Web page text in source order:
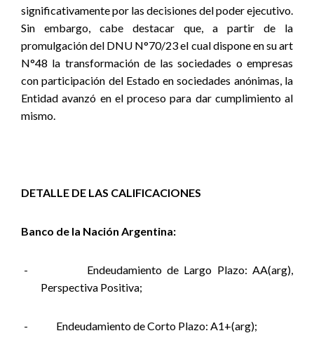
significativamente por las decisiones del poder ejecutivo.
Sin embargo, cabe destacar que, a partir de la
promulgación del DNU N°70/23 el cual dispone en su art
N°48 la transformación de las sociedades o empresas
con participación del Estado en sociedades anónimas, la
Entidad avanzó en el proceso para dar cumplimiento al
mismo.
DETALLE DE LAS CALIFICACIONES
Banco de la Nación Argentina:
-
Endeudamiento de Largo Plazo: AA(arg),
Perspectiva Positiva;
- Endeudamiento de Corto Plazo: A1+(arg);